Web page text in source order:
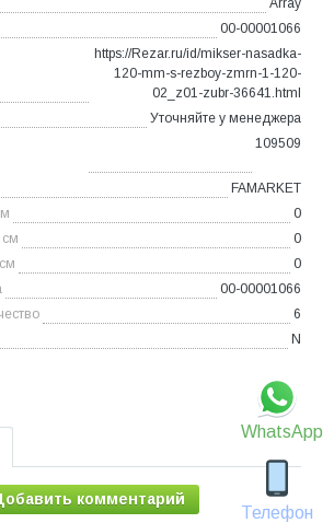
WhatsApp
Телефон
Array
00-00001066
https://Rezar.ru/id/mikser-nasadka-
120-mm-s-rezboy-zmrn-1-120-
02_z01-zubr-36641.html
Уточняйте у менеджера
109509
FAMARKET
0
см
0
0
00-00001066
6
N
комментарий